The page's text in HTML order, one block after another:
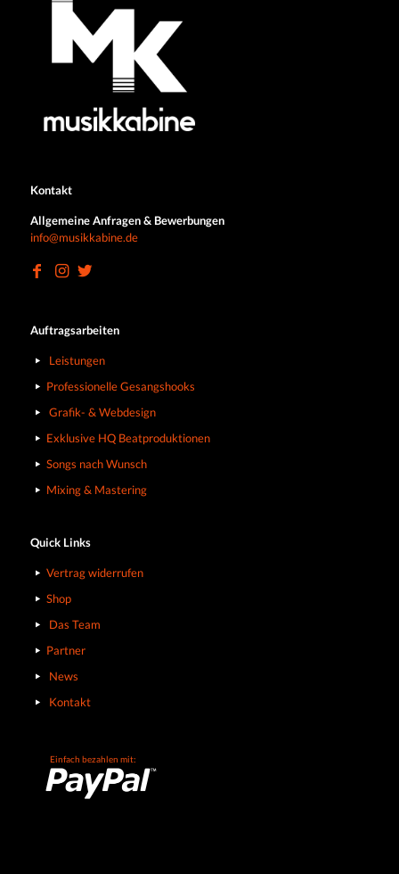
Kontakt
Allgemeine Anfragen & Bewerbungen
info@musikkabine.de
Auftragsarbeiten
Leistungen
Professionelle Gesangshooks
Grafik- & Webdesign
Exklusive HQ Beatproduktionen
Songs nach Wunsch
Mixing & Mastering
Quick Links
Vertrag widerrufen
Shop
Das Team
Partner
News
Kontakt
Einfach bezahlen mit: